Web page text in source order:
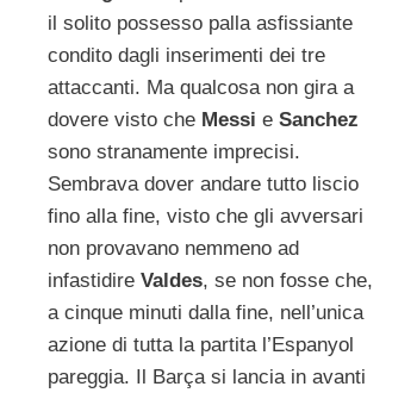
il solito possesso palla asfissiante
condito dagli inserimenti dei tre
attaccanti. Ma qualcosa non gira a
dovere visto che Messi e Sanchez
sono stranamente imprecisi.
Sembrava dover andare tutto liscio
fino alla fine, visto che gli avversari
non provavano nemmeno ad
infastidire Valdes, se non fosse che,
a cinque minuti dalla fine, nell’unica
azione di tutta la partita l’Espanyol
pareggia. Il Barça si lancia in avanti